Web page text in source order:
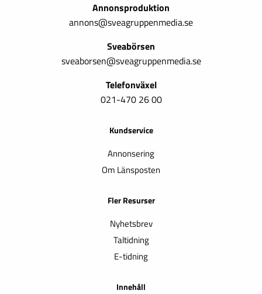
Annonsproduktion
annons@sveagruppenmedia.se
Sveabörsen
sveaborsen@sveagruppenmedia.se
Telefonväxel
021-470 26 00
Kundservice
Annonsering
Om Länsposten
Fler Resurser
Nyhetsbrev
Taltidning
E-tidning
Innehåll